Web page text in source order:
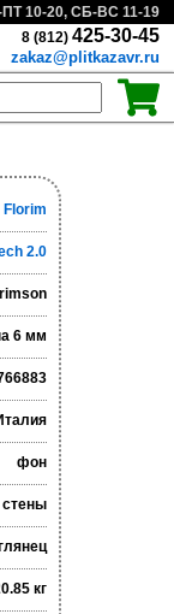
10-20, СБ-ВС 11-19
8 (812) 425-30-45
zakaz@plitkazavr.ru
Florim
2.0
6 мм
фон
стены
кг